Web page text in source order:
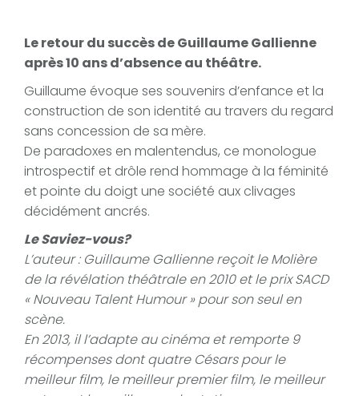
Le retour du succès de Guillaume Gallienne
après 10 ans d’absence au théâtre.
Guillaume évoque ses souvenirs d’enfance et la
construction de son identité au travers du regard
sans concession de sa mère.
De paradoxes en malentendus, ce monologue
introspectif et drôle rend hommage à la féminité
et pointe du doigt une société aux clivages
décidément ancrés.
Le Saviez-vous?
L’auteur : Guillaume Gallienne reçoit le Molière
de la révélation théâtrale en 2010 et le prix SACD
« Nouveau Talent Humour » pour son seul en
scène.
En 2013, il l’adapte au cinéma et remporte 9
récompenses dont quatre Césars pour le
meilleur film, le meilleur premier film, le meilleur